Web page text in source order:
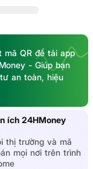
23.3%
N/A
mã QR để tải app
- Giúp bạn
an toàn, hiệu
ích 24HMoney
thị trường và mã
mọi nơi trên trình